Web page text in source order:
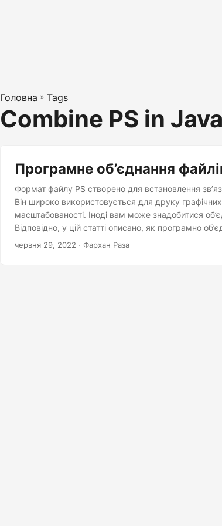
Головна » Tags
Combine PS in Java
Програмне об’єднання
Формат файлу PS створено для встановлення
Він широко використовується для друку
масштабованості. Іноді вам може знадобитися
Відповідно, у цій статті описано, як програмно
червня 29, 2022 · Фархан Раза